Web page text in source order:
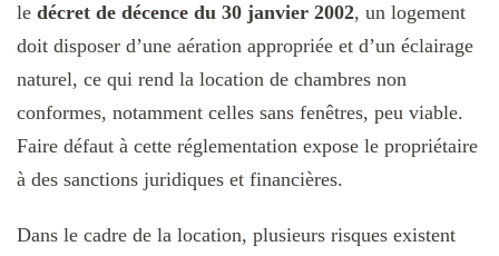
le décret de décence du 30 janvier 2002, un logement
doit disposer d’une aération appropriée et d’un éclairage
naturel, ce qui rend la location de chambres non
conformes, notamment celles sans fenêtres, peu viable.
Faire défaut à cette réglementation expose le propriétaire
à des sanctions juridiques et financières.
Dans le cadre de la location, plusieurs risques existent